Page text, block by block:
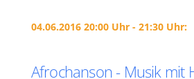
04.06.2016 20:00 Uhr - 21:30 Uhr:
Afrochanson - Musik mit